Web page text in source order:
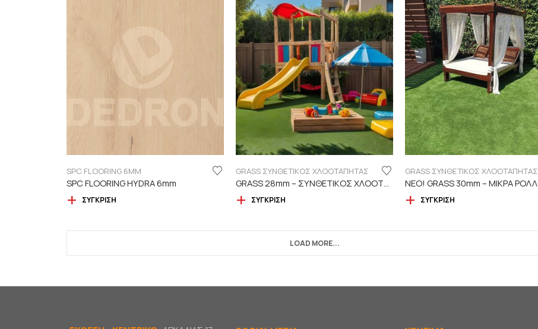
SPC FLOORING 6MM
SPC FLOORING HYDRA 6mm
ΣΎΓΚΡΙΣΗ
GRASS ΣΥΝΘΕΤΙΚΟΣ ΧΛΟΟΤΑΠΗΤΑΣ
ΣΎΓΚΡΙΣΗ
GRASS ΣΥΝΘΕΤΙΚΟΣ ΧΛΟΟΤΑΠΗΤΑΣ
ΣΎΓΚΡΙΣΗ
LOAD MORE...